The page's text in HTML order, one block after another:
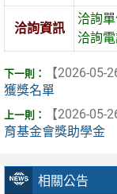
相關公告
洽詢資訊
洽詢
洽詢
【2026-05-
獲獎名單
【2026-05-
育基金會獎助學金